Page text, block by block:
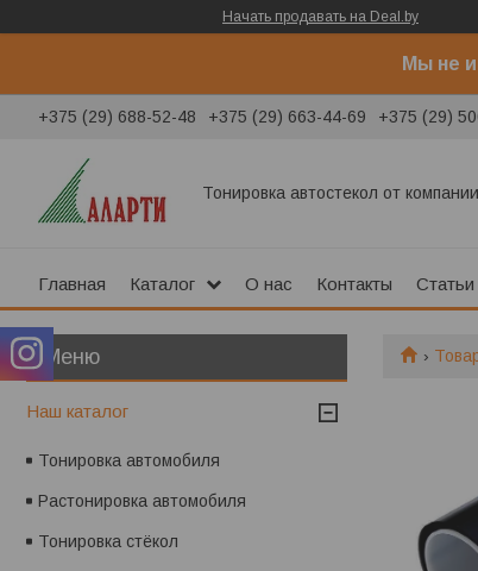
Начать продавать на Deal.by
Мы не
+375 (29) 688-52-48 +375 (29) 663-44-69 +375 (29)
Тонировка автостекол от
Главная Каталог О нас Контакты Статьи
Наш каталог
Тонировка автомобиля
Растонировка автомобиля
Тонировка стёкол